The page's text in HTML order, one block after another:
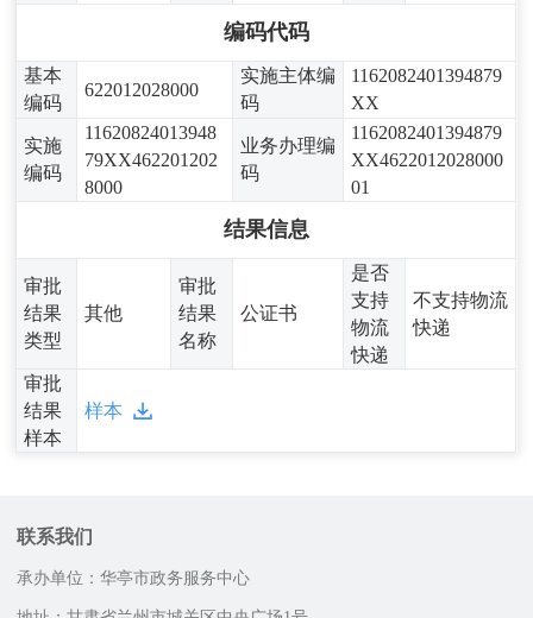
编码代码
基本
编码
622012028000
实施主体编
码
1162082401394879
XX
实施
编码
11620824013948
79XX462201202
8000
业务办理编
码
1162082401394879
XX4622012028000
01
结果信息
审批
结果
类型
其他
审批
结果
名称
公证书
是否
支持
物流
快递
不支持物流
快递
审批
结果
样本
样本
联系我们
承办单位：华亭市政务服务中心